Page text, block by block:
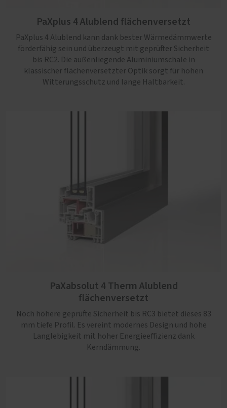
PaXplus 4 Alublend flächenversetzt
PaXplus 4 Alublend kann dank bester Wärmedämmwerte
förderfähig sein und überzeugt mit geprüfter Sicherheit
bis RC2. Die außenliegende Aluminiumschale in
klassischer flächenversetzter Optik sorgt für hohen
Witterungsschutz und lange Haltbarkeit.
PaXabsolut 4 Therm Alublend
flächenversetzt
Noch höhere geprüfte Sicherheit bis RC3 bietet dieses 83
mm tiefe Profil. Es vereint modernes Design und hohe
Langlebigkeit mit hoher Energieeffizienz dank
Kerndämmung.
PaXplus 4 Alublend flächenbündig
PaXplus 4 Alublend überzeugt mit geprüfter Sicherheit bis
RC2 und förderfähiger Wärmedämmung. Die
PaXabsolut 4 Alublend Therm flächenbündig
Ein robustes Profil mit optimaler Dämmung dank
Schaumkerneinlage, Sicherheit bis RC3, Schallschutz